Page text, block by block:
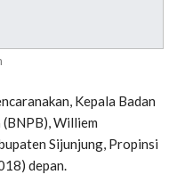
Kepala Badan
Williem
Sijunjung, Propinsi
depan.